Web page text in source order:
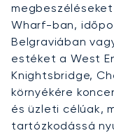
Wharf-ban,
Belgraviában
estéket a West
Knightsbridge,
környékére
és üzleti célúak,
tartózkodássá